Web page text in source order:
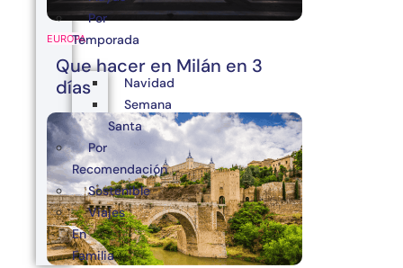
EUROPA
Que hacer en Milán en 3
días
Por
Temporada
Navidad
Semana
Santa
Por
Recomendación
Sostenible
Viajes
En
Familia